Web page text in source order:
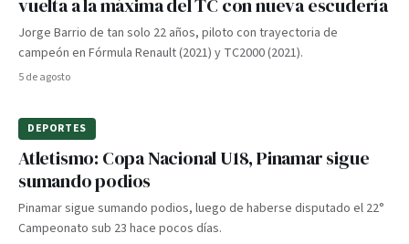
vuelta a la máxima del TC con nueva escudería
Jorge Barrio de tan solo 22 años, piloto con trayectoria de
campeón en Fórmula Renault (2021) y TC2000 (2021).
5 de agosto
DEPORTES
Atletismo: Copa Nacional U18, Pinamar sigue
sumando podios
Pinamar sigue sumando podios, luego de haberse disputado el 22°
Campeonato sub 23 hace pocos días.